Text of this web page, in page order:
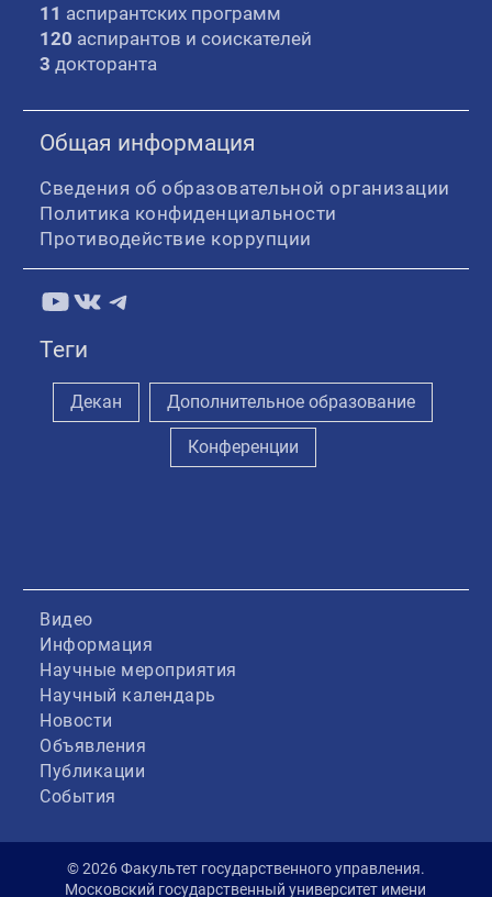
11 аспирантских программ
120 аспирантов и соискателей
3 докторанта
Общая информация
Сведения об образовательной организации
Политика конфиденциальности
Противодействие коррупции
YouTube
ВКонтакте
Telegram
Теги
Декан Дополнительное образование
Конференции
Видео
Информация
Научные мероприятия
Научный календарь
Новости
Объявления
Публикации
События
© 2026 Факультет государственного управления.
Московский государственный университет имени